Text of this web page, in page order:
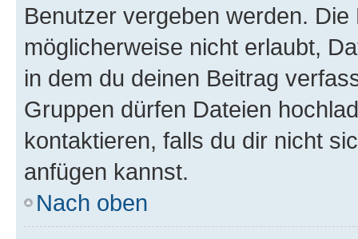
Benutzer vergeben werden.
möglicherweise nicht erlaubt,
in dem du deinen Beitrag
Gruppen dürfen Dateien
kontaktieren, falls du dir nicht
anfügen kannst.
Nach oben